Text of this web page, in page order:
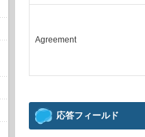
Agreement
応答フィールド